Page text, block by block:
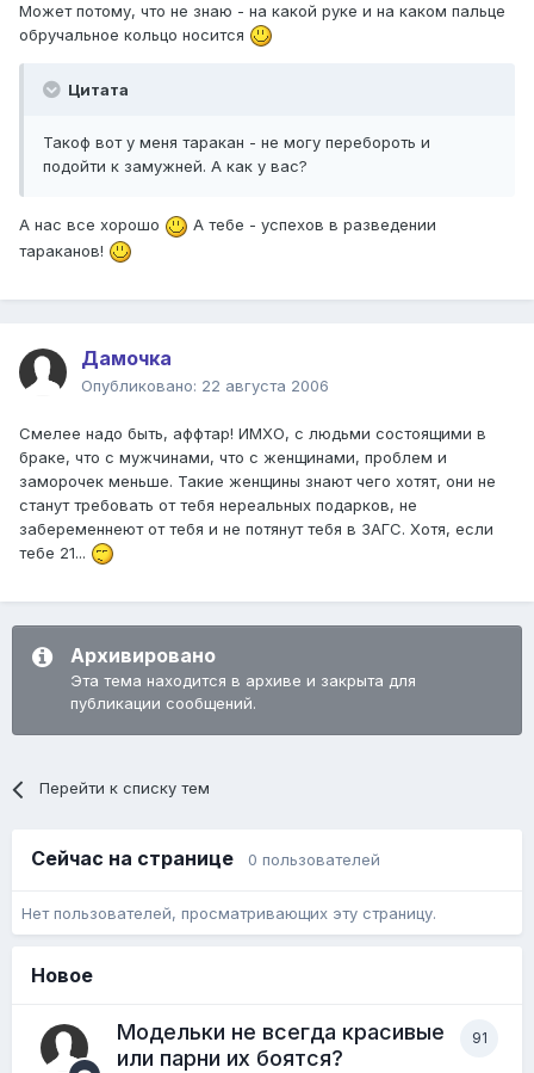
Может потому, что не знаю - на какой руке и на каком пальце
обручальное кольцо носится
Цитата
Такоф вот у меня таракан - не могу перебороть и
подойти к замужней. А как у вас?
А нас все хорошо
А тебе - успехов в разведении
тараканов!
Дамочка
Опубликовано: 22 августа 2006
Смелее надо быть, аффтар! ИМХО, с людьми состоящими в
браке, что с мужчинами, что с женщинами, проблем и
заморочек меньше. Такие женщины знают чего хотят, они не
станут требовать от тебя нереальных подарков, не
забеременнеют от тебя и не потянут тебя в ЗАГС. Хотя, если
тебе 21...
Архивировано
Эта тема находится в архиве и закрыта для
публикации сообщений.
Перейти к списку тем
Сейчас на странице 0 пользователей
Нет пользователей, просматривающих эту страницу.
Новое
91
Модельки не всегда красивые
или парни их боятся?